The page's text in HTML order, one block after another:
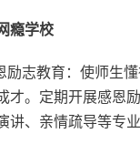
瘾学校
励志教育：使师生
才。定期开展感恩
讲、亲情疏导等专